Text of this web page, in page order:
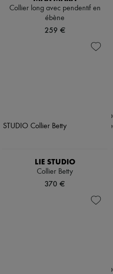
Collier long avec pendentif en
ébène
259 €
LIE STUDIO
Collier Betty
370 €